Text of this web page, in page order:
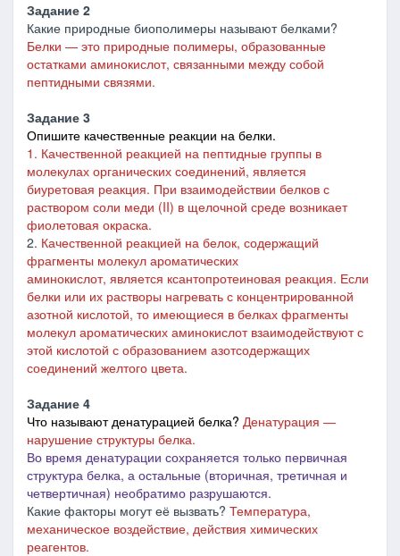
Задание 2
Какие природные биополимеры называют белками?
Белки ― это природные полимеры, образованные
остатками аминокислот, связанными между собой
пептидными связями.
Задание 3
Опишите качественные реакции на белки.
1. Качественной реакцией на пептидные группы в
молекулах органических соединений, является
биуретовая реакция. При взаимодействии белков с
раствором соли меди (II) в щелочной среде возникает
фиолетовая окраска.
2. Качественной реакцией на белок, содержащий
фрагменты молекул ароматических
аминокислот, является ксантопротеиновая реакция. Если
белки или их растворы нагревать с концентрированной
азотной кислотой, то имеющиеся в белках фрагменты
молекул ароматических аминокислот взаимодействуют с
этой кислотой с образованием азотсодержащих
соединений желтого цвета.
Задание 4
Что называют денатурацией белка? Денатурация ―
нарушение структуры белка.
Во время денатурации сохраняется только первичная
структура белка, а остальные (вторичная, третичная и
четвертичная) необратимо разрушаются.
Какие факторы могут её вызвать? Температура,
механическое воздействие, действия химических
реагентов.